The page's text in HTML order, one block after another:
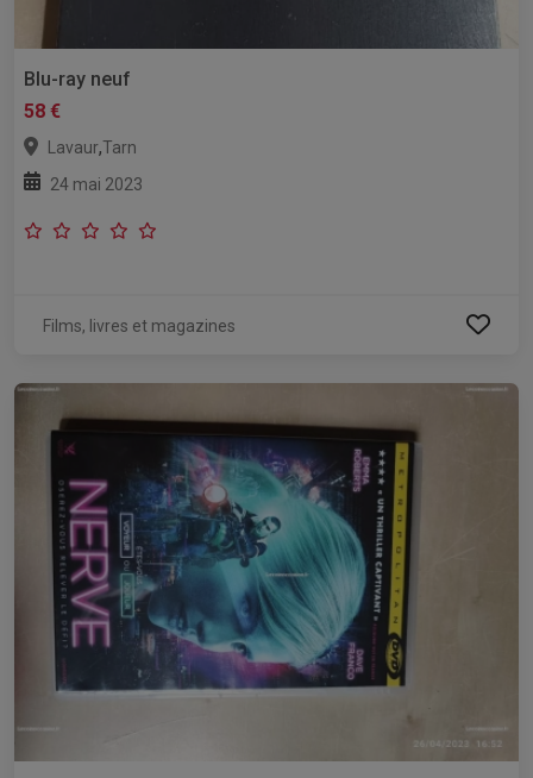
Blu-ray neuf
58 €
Lavaur,Tarn
24 mai 2023
Films, livres et magazines